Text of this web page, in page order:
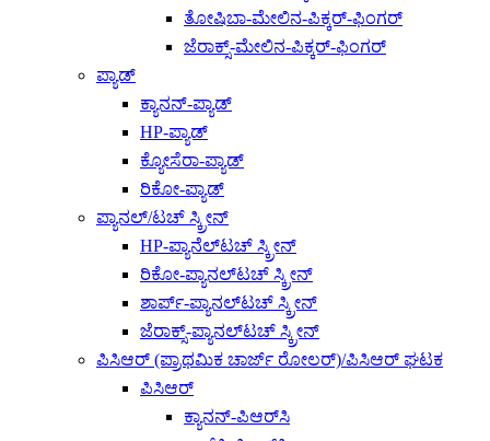
ತೋಷಿಬಾ-ಮೇಲಿನ-ಪಿಕ್ಕರ್-ಫಿಂಗರ್
ಜೆರಾಕ್ಸ್-ಮೇಲಿನ-ಪಿಕ್ಕರ್-ಫಿಂಗರ್
ಪ್ಯಾಡ್
ಕ್ಯಾನನ್-ಪ್ಯಾಡ್
HP-ಪ್ಯಾಡ್
ಕ್ಯೋಸೆರಾ-ಪ್ಯಾಡ್
ರಿಕೋ-ಪ್ಯಾಡ್
ಪ್ಯಾನಲ್/ಟಚ್ ಸ್ಕ್ರೀನ್
HP-ಪ್ಯಾನೆಲ್‌ಟಚ್ ಸ್ಕ್ರೀನ್
ರಿಕೋ-ಪ್ಯಾನಲ್‌ಟಚ್ ಸ್ಕ್ರೀನ್
ಶಾರ್ಪ್-ಪ್ಯಾನಲ್‌ಟಚ್ ಸ್ಕ್ರೀನ್
ಜೆರಾಕ್ಸ್-ಪ್ಯಾನಲ್‌ಟಚ್ ಸ್ಕ್ರೀನ್
ಪಿಸಿಆರ್ (ಪ್ರಾಥಮಿಕ ಚಾರ್ಜ್ ರೋಲರ್)/ಪಿಸಿಆರ್ ಘಟಕ
ಪಿಸಿಆರ್
ಕ್ಯಾನನ್-ಪಿಆರ್‌ಸಿ